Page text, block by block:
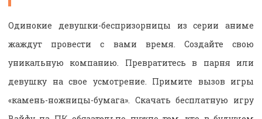
Одинокие девушки-беспризорницы из серии аниме
жаждут провести с вами время. Создайте свою
уникальную компанию. Превратитесь в парня или
девушку на свое усмотрение. Примите вызов игры
«камень-ножницы-бумага». Скачать бесплатную игру